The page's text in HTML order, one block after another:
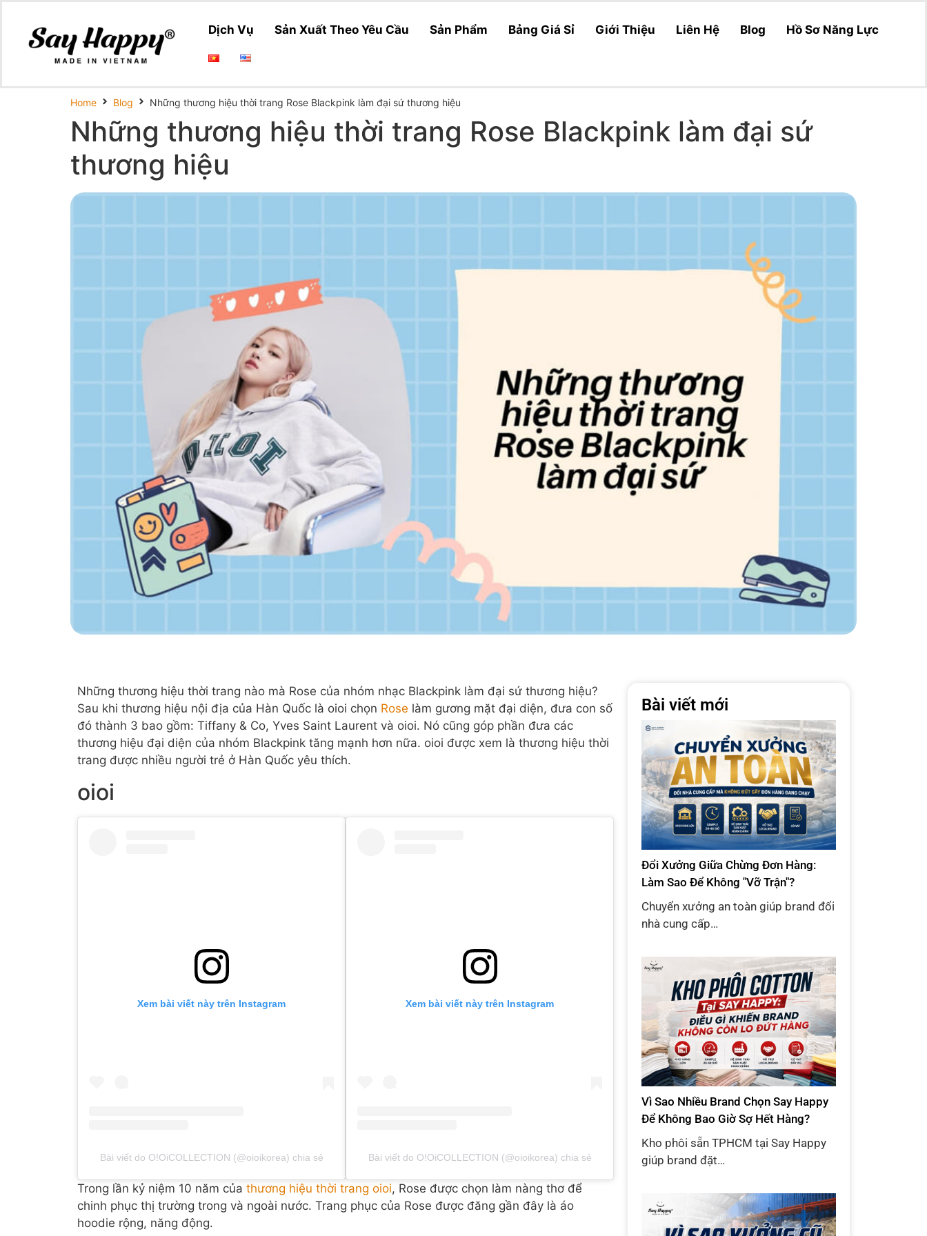
Dịch Vụ Sản Xuất Theo Yêu Cầu Sản Phẩm Bảng Giá Sỉ Giới Thiệu Liên Hệ Blog Hồ Sơ Năng Lực
Home Blog Những thương hiệu thời trang Rose Blackpink làm đại sứ thương hiệu
Những thương hiệu thời trang Rose Blackpink làm đại sứ
thương hiệu
Những thương hiệu thời trang nào mà Rose của nhóm nhạc Blackpink làm đại sứ thương hiệu?
Sau khi thương hiệu nội địa của Hàn Quốc là oioi chọn Rose làm gương mặt đại diện, đưa con số
đó thành 3 bao gồm: Tiffany & Co, Yves Saint Laurent và oioi. Nó cũng góp phần đưa các
thương hiệu đại diện của nhóm Blackpink tăng mạnh hơn nữa. oioi được xem là thương hiệu thời
trang được nhiều người trẻ ở Hàn Quốc yêu thích.
oioi
Xem bài viết này trên Instagram
Bài viết do O!OiCOLLECTION (@oioikorea) chia sẻ
Xem bài viết này trên Instagram
Bài viết do O!OiCOLLECTION (@oioikorea) chia sẻ
Trong lần kỷ niệm 10 năm của thương hiệu thời trang oioi, Rose được chọn làm nàng thơ để
chinh phục thị trường trong và ngoài nước. Trang phục của Rose được đăng gần đây là áo
hoodie rộng, năng động.
Bài viết mới
Đổi Xưởng Giữa Chừng Đơn Hàng:
Làm Sao Để Không "Vỡ Trận"?
Chuyển xưởng an toàn giúp brand đổi
nhà cung cấp…
Vì Sao Nhiều Brand Chọn Say Happy
Để Không Bao Giờ Sợ Hết Hàng?
Kho phôi sẵn TPHCM tại Say Happy
giúp brand đặt…